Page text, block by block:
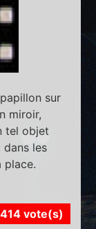
sur
miroir,
tel objet
les
place.
414 vote(s)